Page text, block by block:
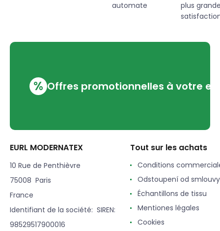
automate
plus
% Offres promotionnelles à votre
EURL MODERNATEX
10 Rue de Penthièvre
75008 Paris
France
Identifiant de la société: SIREN:
98529517900016
Tout sur les achats
Conditions
Odstoupení od smlouvy
Échantillons de tissu
Mentiones légales
Cookies